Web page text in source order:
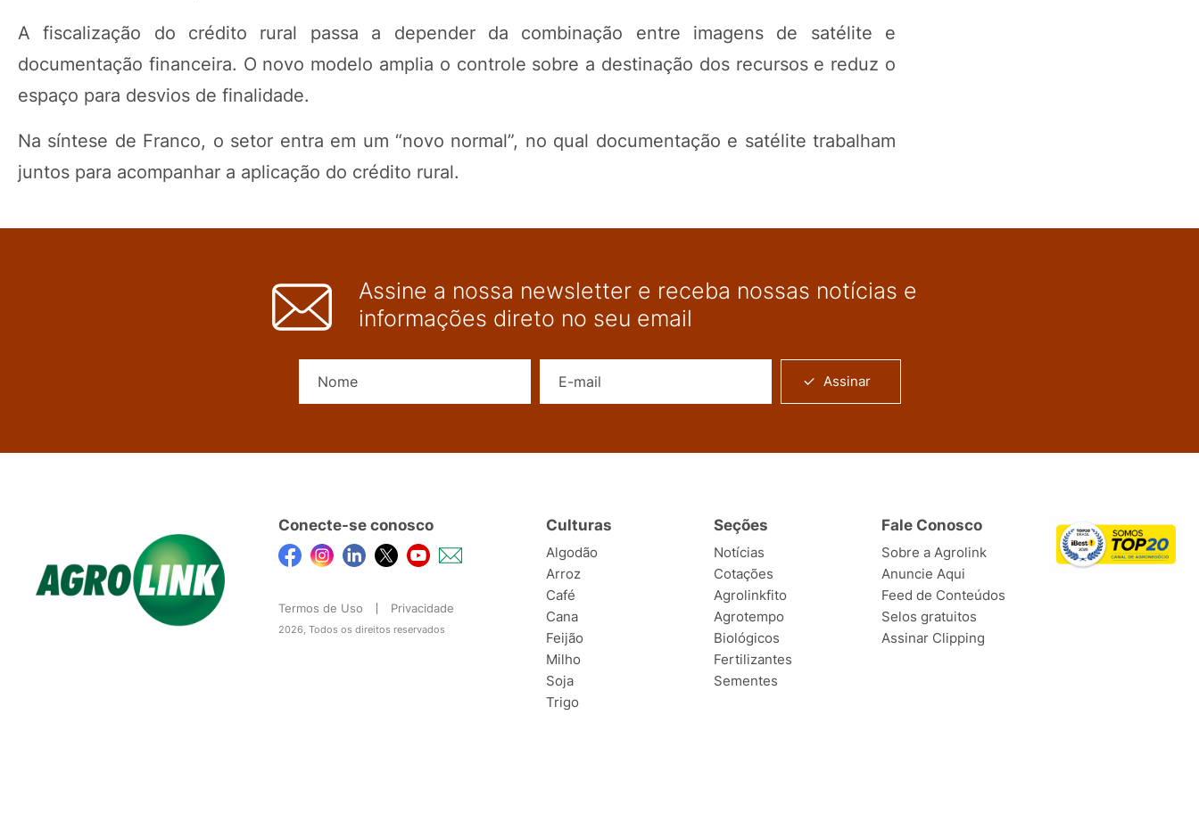
A fiscalização do crédito rural passa a depender da combinação entre imagens de satélite e
documentação financeira. O novo modelo amplia o controle sobre a destinação dos recursos e reduz o
espaço para desvios de finalidade.
Na síntese de Franco, o setor entra em um “novo normal”, no qual documentação e satélite trabalham
juntos para acompanhar a aplicação do crédito rural.
Assine a nossa newsletter e receba nossas notícias e
informações direto no seu email
Assinar
Conecte-se conosco
Termos de Uso Privacidade
2026, Todos os direitos reservados
Culturas
Algodão
Arroz
Café
Cana
Feijão
Milho
Soja
Trigo
Seções
Notícias
Cotações
Agrolinkfito
Agrotempo
Biológicos
Fertilizantes
Sementes
Fale Conosco
Sobre a Agrolink
Anuncie Aqui
Feed de Conteúdos
Selos gratuitos
Assinar Clipping